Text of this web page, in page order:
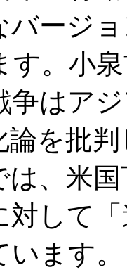
バージ
す。小
争はア
論を批
、米国
対して
ます。